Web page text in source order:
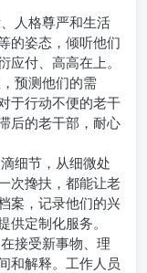
人格尊严和生活
的姿态，倾听他们
付、高高在上。
预测他们的需
于行动不便的老干
后的老干部，耐心
细节，从细微处
次搀扶，都能让老
案，记录他们的兴
定制化服务。
接受新事物、理
和解释。工作人员